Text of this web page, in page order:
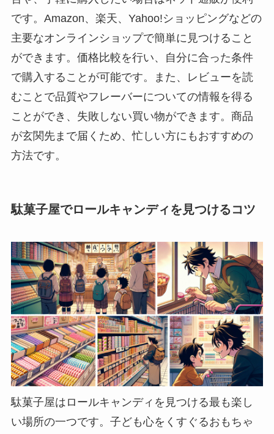
です。Amazon、楽天、Yahoo!ショッピングなどの
主要なオンラインショップで簡単に見つけること
ができます。価格比較を行い、自分に合った条件
で購入することが可能です。また、レビューを読
むことで品質やフレーバーについての情報を得る
ことができ、失敗しない買い物ができます。商品
が玄関先まで届くため、忙しい方にもおすすめの
方法です。
駄菓子屋でロールキャンディを見つけるコツ
駄菓子屋はロールキャンディを見つける最も楽し
い場所の一つです。子ども心をくすぐるおもちゃ